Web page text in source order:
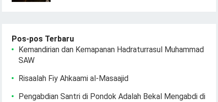
Pos-pos Terbaru
Kemandirian dan Kemapanan Hadraturrasul Muhammad
SAW
Risaalah Fiy Ahkaami al-Masaajid
Pengabdian Santri di Pondok Adalah Bekal Mengabdi di